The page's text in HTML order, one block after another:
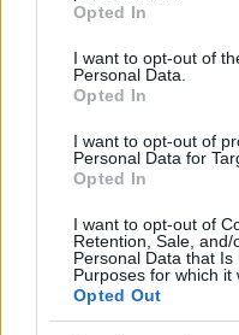
use your data for below
consent section.
Opted In
I want to opt-out of
Personal Data.
Opted In
I want to opt-out of
Personal Data for
Opted In
I want to opt-out of
Retention, Sale,
Personal Data that
Purposes for which it
Opted Out
Népszerű